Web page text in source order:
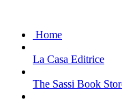
Home
La Casa Editrice
The Sassi Book